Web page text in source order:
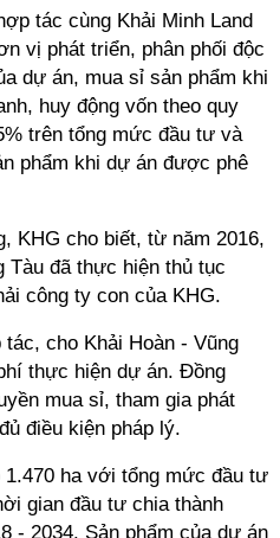
tác cùng Khải Minh Land
vị phát triển, phân phối độc
dự án, mua sỉ sản phẩm khi
huy động vốn theo quy
trên tổng mức đầu tư và
phẩm khi dự án được phê
KHG cho biết, từ năm 2016,
Tàu đã thực hiện thủ tục
công ty con của KHG.
cho Khải Hoàn - Vũng
thực hiện dự án. Đồng
mua sỉ, tham gia phát
điều kiện pháp lý.
ha với tổng mức đầu tư
gian đầu tư chia thành
- 2034. Sản phẩm của dự án